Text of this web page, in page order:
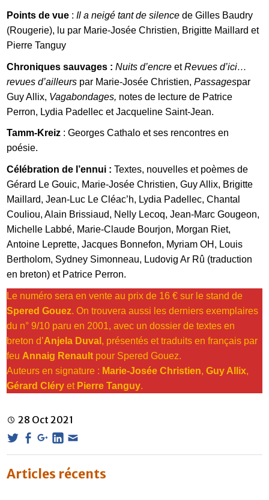
Points de vue :Il a neigé tant de silence de Gilles Baudry
(Rougerie), lu par Marie-Josée Christien, Brigitte Maillard et
Pierre Tanguy
Chroniques sauvages :Nuits d’encre etRevues d’ici…
revues d’ailleurs par Marie-Josée Christien,Passagespar
Guy Allix, Vagabondages, notes de lecture de Patrice
Perron, Lydia Padellec et Jacqueline Saint-Jean.
Tamm-Kreiz : Georges Cathalo et ses rencontres en
poésie.
Célébration de l’ennui :Textes, nouvelles et poèmes de
Gérard Le Gouic, Marie-Josée Christien, Guy Allix, Brigitte
Maillard, Jean-Luc Le Cléac’h, Lydia Padellec, Chantal
Couliou, Alain Brissiaud, Nelly Lecoq, Jean-Marc Gougeon,
Michelle Labbé, Marie-Claude Bourjon, Morgan Riet,
Antoine Leprette, Jacques Bonnefon, Myriam OH, Louis
Bertholom, Sydney Simonneau, Ludovig Ar Rû (traduction
en breton) et Patrice Perron.
Le numéro sera en vente au prix de 16 € sur le stand de
Spered Gouez. On trouvera aussi les derniers exemplaires
du n° 9/10 paru en 2001, avec un dossier de textes en
breton d’Anjela Duval , présentés et traduits en français par
feu Annaig Renault pour Spered Gouez.
Auteurs en signature : Marie-Josée Christien,Guy Allix,
Gérard Cléry et Pierre Tanguy.
28 Oct 2021
Articles récents